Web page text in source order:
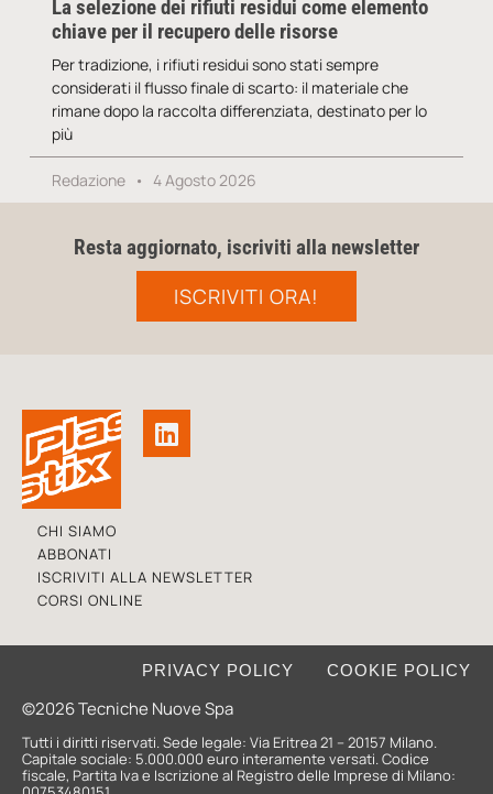
La selezione dei rifiuti residui come elemento
chiave per il recupero delle risorse
Per tradizione, i rifiuti residui sono stati sempre
considerati il flusso finale di scarto: il materiale che
rimane dopo la raccolta differenziata, destinato per lo
più
Redazione 4 Agosto 2026
Resta aggiornato, iscriviti alla newsletter
ISCRIVITI ORA!
CHI SIAMO
ABBONATI
ISCRIVITI ALLA NEWSLETTER
CORSI ONLINE
©2026 Tecniche Nuove Spa
PRIVACY POLICY COOKIE POLICY
Tutti i diritti riservati. Sede legale: Via Eritrea 21 – 20157 Milano.
Capitale sociale: 5.000.000 euro interamente versati. Codice
fiscale, Partita Iva e Iscrizione al Registro delle Imprese di Milano: